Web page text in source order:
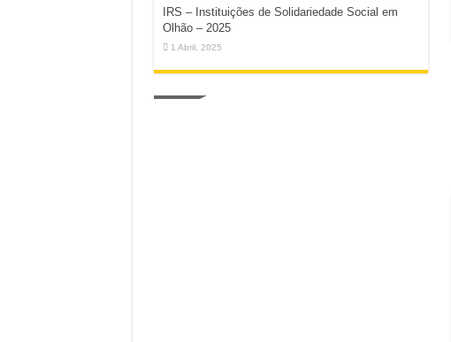
IRS – Instituições de Solidariedade Social em
Olhão – 2025
1 Abril, 2025